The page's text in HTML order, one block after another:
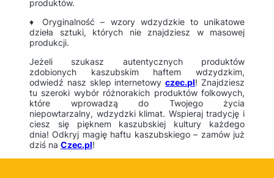
produktów.
♦ Oryginalność – wzory wdzydzkie to unikatowe
dzieła sztuki, których nie znajdziesz w masowej
produkcji.
Jeżeli szukasz autentycznych produktów
zdobionych kaszubskim haftem wdzydzkim,
odwiedź nasz sklep internetowyczec.pl! Znajdziesz
tu szeroki wybór różnorakich produktów folkowych,
które wprowadzą do Twojego życia
niepowtarzalny, wdzydzki klimat. Wspieraj tradycję i
ciesz się pięknem kaszubskiej kultury każdego
dnia! Odkryj magię haftu kaszubskiego – zamów już
dziś na Czec.pl!